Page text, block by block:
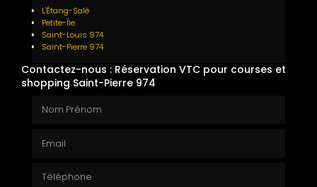
L'Étang-Salé
Petite-Île
Saint-Louis 974
Saint-Pierre 974
Contactez-nous : Réservation VTC pour courses et
shopping Saint-Pierre 974